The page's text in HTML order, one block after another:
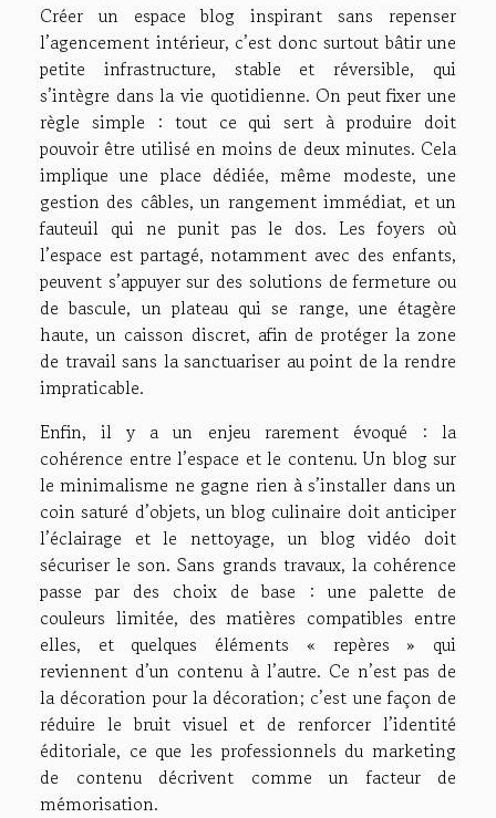
Créer un espace blog inspirant sans repenser
l’agencement intérieur, c’est donc surtout bâtir une
petite infrastructure, stable et réversible, qui
s’intègre dans la vie quotidienne. On peut fixer une
règle simple : tout ce qui sert à produire doit
pouvoir être utilisé en moins de deux minutes. Cela
implique une place dédiée, même modeste, une
gestion des câbles, un rangement immédiat, et un
fauteuil qui ne punit pas le dos. Les foyers où
l’espace est partagé, notamment avec des enfants,
peuvent s’appuyer sur des solutions de fermeture ou
de bascule, un plateau qui se range, une étagère
haute, un caisson discret, afin de protéger la zone
de travail sans la sanctuariser au point de la rendre
impraticable.
Enfin, il y a un enjeu rarement évoqué : la
cohérence entre l’espace et le contenu. Un blog sur
le minimalisme ne gagne rien à s’installer dans un
coin saturé d’objets, un blog culinaire doit anticiper
l’éclairage et le nettoyage, un blog vidéo doit
sécuriser le son. Sans grands travaux, la cohérence
passe par des choix de base : une palette de
couleurs limitée, des matières compatibles entre
elles, et quelques éléments « repères » qui
reviennent d’un contenu à l’autre. Ce n’est pas de
la décoration pour la décoration; c’est une façon de
réduire le bruit visuel et de renforcer l’identité
éditoriale, ce que les professionnels du marketing
de contenu décrivent comme un facteur de
mémorisation.